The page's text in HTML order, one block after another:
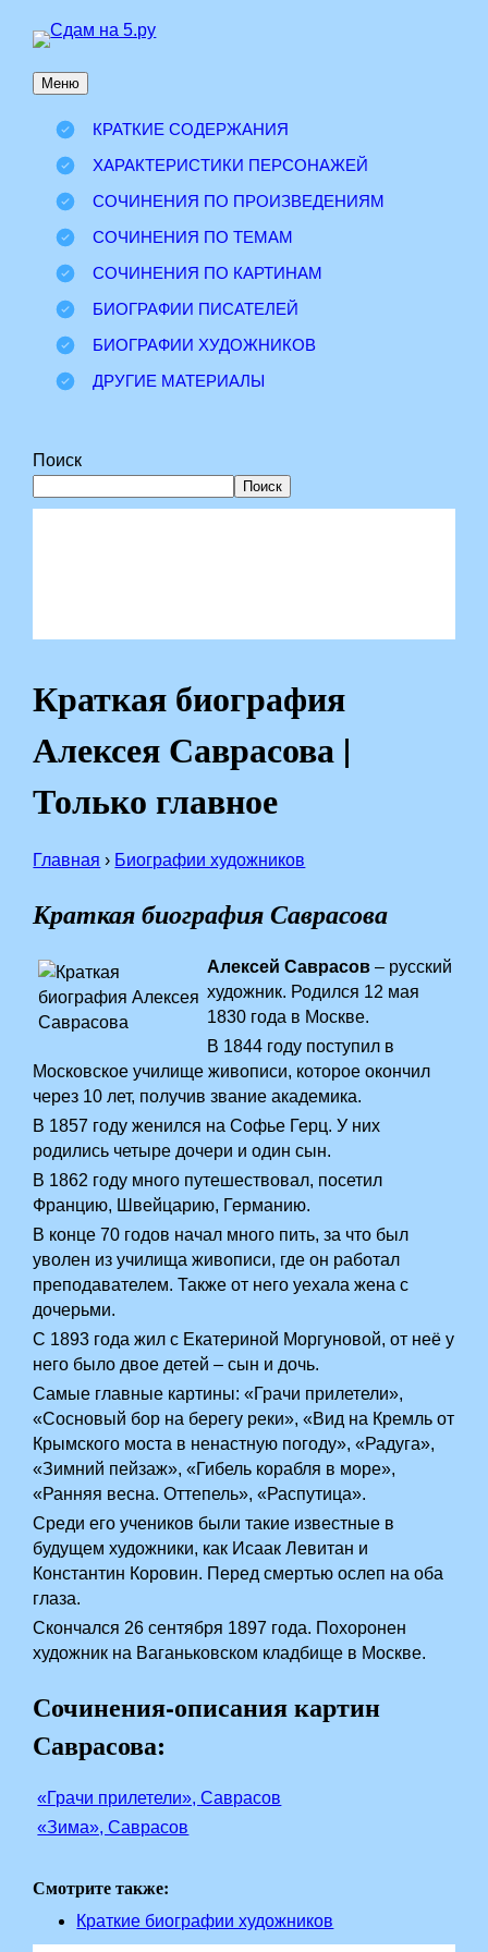
Перейти
содержимому
Меню
КРАТКИЕ СОДЕРЖАНИЯ
ХАРАКТЕРИСТИКИ ПЕРСОНАЖЕЙ
СОЧИНЕНИЯ ПО ПРОИЗВЕДЕНИЯМ
СОЧИНЕНИЯ ПО ТЕМАМ
СОЧИНЕНИЯ ПО КАРТИНАМ
БИОГРАФИИ ПИСАТЕЛЕЙ
БИОГРАФИИ ХУДОЖНИКОВ
ДРУГИЕ МАТЕРИАЛЫ
Поиск
Поиск
Краткая биография
Алексея Саврасова |
Только главное
Главная › Биографии художников
Краткая биография Саврасова
Алексей Саврасов – русский
художник. Родился 12 мая
1830 года в Москве.
В 1844 году поступил в
Московское училище живописи, которое окончил
через 10 лет, получив звание академика.
В 1857 году женился на Софье Герц. У них
родились четыре дочери и один сын.
В 1862 году много путешествовал, посетил
Францию, Швейцарию, Германию.
В конце 70 годов начал много пить, за что был
уволен из училища живописи, где он работал
преподавателем. Также от него уехала жена с
дочерьми.
С 1893 года жил с Екатериной Моргуновой, от неё у
него было двое детей – сын и дочь.
Самые главные картины: «Грачи прилетели»,
«Сосновый бор на берегу реки», «Вид на Кремль от
Крымского моста в ненастную погоду», «Радуга»,
«Зимний пейзаж», «Гибель корабля в море»,
«Ранняя весна. Оттепель», «Распутица».
Среди его учеников были такие известные в
будущем художники, как Исаак Левитан и
Константин Коровин. Перед смертью ослеп на оба
глаза.
Скончался 26 сентября 1897 года. Похоронен
художник на Ваганьковском кладбище в Москве.
Сочинения-описания картин
Саврасова:
­«Грачи прилетели», Саврасов
­«Зима», Саврасов
Смотрите также:
Краткие биографии художников